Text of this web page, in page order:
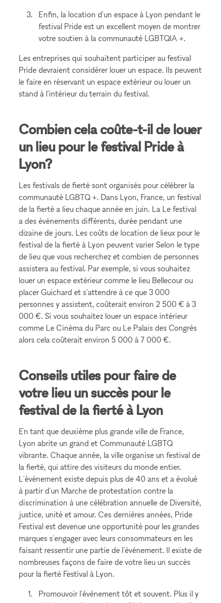
Enfin, la location d'un espace à Lyon pendant le
festival Pride est un excellent moyen de montrer
votre soutien à la communauté LGBTQIA +.
Les entreprises qui souhaitent participer au festival
Pride devraient considérer louer un espace. Ils peuvent
le faire en réservant un espace extérieur ou louer un
stand à l'intérieur du terrain du festival.
Combien cela coûte-t-il de louer
un lieu pour le festival Pride à
Lyon?
Les festivals de fierté sont organisés pour célébrer la
communauté LGBTQ +. Dans Lyon, France, un festival
de la fierté a lieu chaque année en juin. La Le festival
a des événements différents, durée pendant une
dizaine de jours. Les coûts de location de lieux pour le
festival de la fierté à Lyon peuvent varier Selon le type
de lieu que vous recherchez et combien de personnes
assistera au festival. Par exemple, si vous souhaitez
louer un espace extérieur comme le lieu Bellecour ou
placer Guichard et s'attendre à ce que 3 000
personnes y assistent, coûterait environ 2 500 € à 3
000 €. Si vous souhaitez louer un espace intérieur
comme Le Cinéma du Parc ou Le Palais des Congrès
alors cela coûterait environ 5 000 à 7 000 €.
Conseils utiles pour faire de
votre lieu un succès pour le
festival de la fierté à Lyon
En tant que deuxième plus grande ville de France,
Lyon abrite un grand et Communauté LGBTQ
vibrante. Chaque année, la ville organise un festival de
la fierté, qui attire des visiteurs du monde entier.
L'événement existe depuis plus de 40 ans et a évolué
à partir d'un Marche de protestation contre la
discrimination à une célébration annuelle de Diversité,
justice, unité et amour. Ces dernières années, Pride
Festival est devenue une opportunité pour les grandes
marques s'engager avec leurs consommateurs en les
faisant ressentir une partie de l'événement. Il existe de
nombreuses façons de faire de votre lieu un succès
pour la fierté Festival à Lyon.
Promouvoir l'événement tôt et souvent. Plus il y